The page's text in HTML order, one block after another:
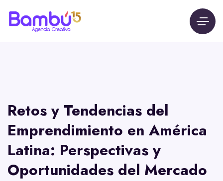
Retos y Tendencias del
Emprendimiento en América
Latina: Perspectivas y
Oportunidades del Mercado